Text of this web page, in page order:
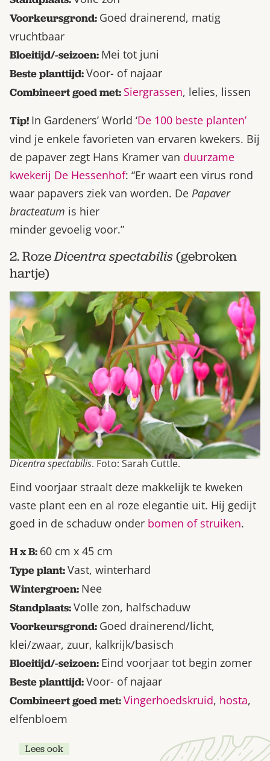
Voorkeursgrond: Goed drainerend, matig
vruchtbaar
Bloeitijd/-seizoen: Mei tot juni
Beste planttijd:Voor- of najaar
Combineert goed met: Siergrassen, lelies, lissen
Tip! In Gardeners’ World ‘De 100 beste planten’
vind je enkele favorieten van ervaren kwekers. Bij
de papaver zegt Hans Kramer van duurzame
kwekerij De Hessenhof: “Er waart een virus rond
waar papavers ziek van worden. De Papaver
bracteatum is hier
minder gevoelig voor.”
2. RozeDicentra spectabilis(gebroken
hartje)
Dicentra spectabilis. Foto: Sarah Cuttle.
Eind voorjaar straalt deze makkelijk te kweken
vaste plant een en al roze elegantie uit. Hij gedijt
goed in de schaduw onder bomen of struiken.
H x B: 60 cm x 45 cm
Type plant:Vast, winterhard
Wintergroen: Nee
Standplaats:Volle zon, halfschaduw
Voorkeursgrond: Goed drainerend/licht,
klei/zwaar, zuur, kalkrijk/basisch
Bloeitijd/-seizoen: Eind voorjaar tot begin zomer
Beste planttijd:Voor- of najaar
Combineert goed met:Vingerhoedskruid, hosta,
elfenbloem
Lees ook